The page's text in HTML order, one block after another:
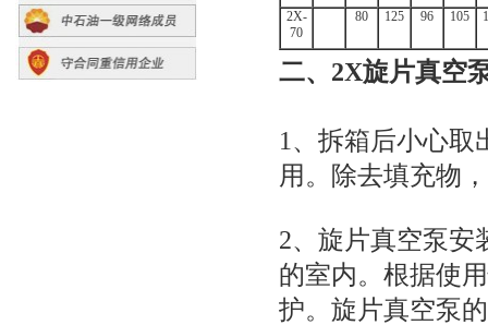
2X-
70
80 125 96 105
二、 2X旋片真空
1、拆箱后小心取
用。除去填充物
2、 旋片真空泵安
的室内。根据使
护。 旋片真空泵